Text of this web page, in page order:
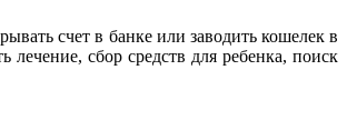
счет в банке или заводить кошелек в
сбор средств для ребенка, поиск